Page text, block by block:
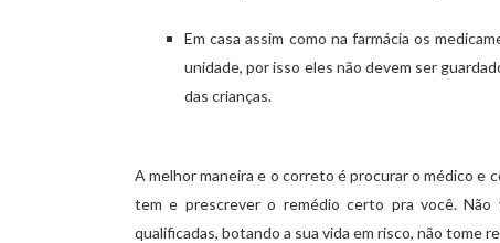
Em casa assim como na farmácia os
unidade, por isso eles não devem ser
das crianças.
A melhor maneira e o correto é procurar o médico e
tem e prescrever o remédio certo pra você.
qualificadas, botando a sua vida em risco, não tome